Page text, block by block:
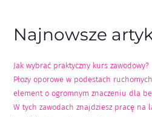
Najnowsze
Jak wybrać praktyczny kurs zawodowy?
Płozy oporowe w podestach
element o ogromnym znaczeniu dla
W tych zawodach znajdziesz pracę na